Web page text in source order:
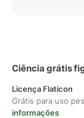
Ciência grátis
Licença Flaticon
Grátis para uso
informações